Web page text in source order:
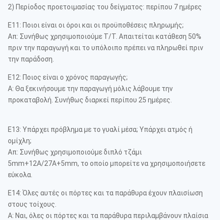
2) Περίοδος προετοιμασίας του δείγματος: περίπου 7 ημέρες
Ε11: Ποιοι είναι οι όροι και οι προϋποθέσεις πληρωμής;
Απ: Συνήθως χρησιμοποιούμε T/T. Απαιτείται κατάθεση 50%
πριν την παραγωγή και το υπόλοιπο πρέπει να πληρωθεί πριν
την παράδοση.
Ε12: Ποιος είναι ο χρόνος παραγωγής;
Α: Θα ξεκινήσουμε την παραγωγή μόλις λάβουμε την
προκαταβολή. Συνήθως διαρκεί περίπου 25 ημέρες.
Ε13: Υπάρχει πρόβλημα με το γυαλί μέσα; Υπάρχει ατμός ή
ομίχλη;
Απ: Συνήθως χρησιμοποιούμε διπλό τζάμι
5mm+12A/27A+5mm, το οποίο μπορείτε να χρησιμοποιήσετε
εύκολα.
Ε14: Όλες αυτές οι πόρτες και τα παράθυρα έχουν πλαισίωση
στους τοίχους.
Α: Ναι, όλες οι πόρτες και τα παράθυρα περιλαμβάνουν πλαίσια